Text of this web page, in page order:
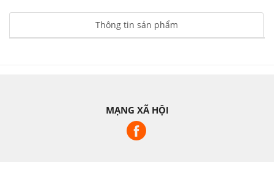
Thông tin sản phẩm
MẠNG XÃ HỘI